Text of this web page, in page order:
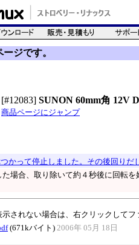
ジです。
[#12083] SUNON 60mm角 12V
商品ページにジャンプ
かって停止しました。その後回りだ
場合、取り除いて約４秒後に回転
されない場合は、右クリックして
(671kバイト) 2006年 05月 18日